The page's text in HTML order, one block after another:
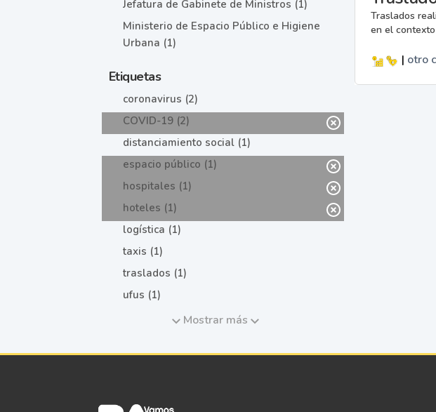
Jefatura de Gabinete de Ministros (1)
Ministerio de Espacio Público e Higiene
Urbana (1)
Etiquetas
coronavirus (2)
COVID-19 (2)
distanciamiento social (1)
espacio público (1)
hospitales (1)
hoteles (1)
logística (1)
taxis (1)
traslados (1)
ufus (1)
Mostrar más
Traslados
en el
| otro